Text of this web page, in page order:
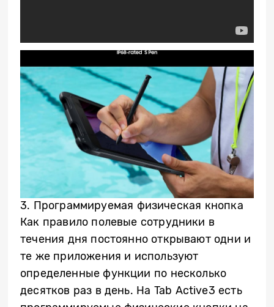
3. Программируемая физическая кнопка
Как правило полевые сотрудники в
течения дня постоянно открывают одни и
те же приложения и используют
определенные функции по несколько
десятков раз в день. На Tab Active3 есть